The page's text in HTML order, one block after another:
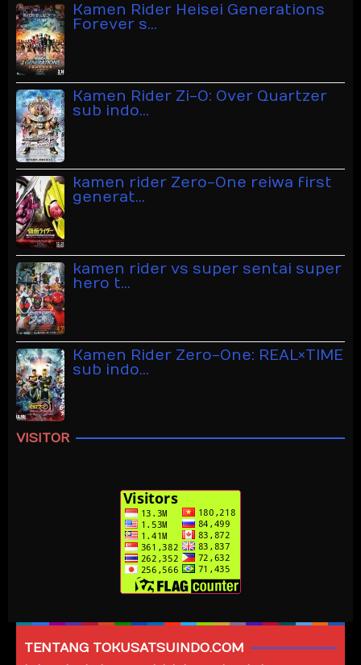
Kamen Rider Heisei Generations
Forever s…
Kamen Rider Zi-O: Over Quartzer
sub indo…
kamen rider Zero-One reiwa first
generat…
kamen rider vs super sentai super
hero t…
Kamen Rider Zero-One: REAL×TIME
sub indo…
VISITOR
TENTANG TOKUSATSUINDO.COM